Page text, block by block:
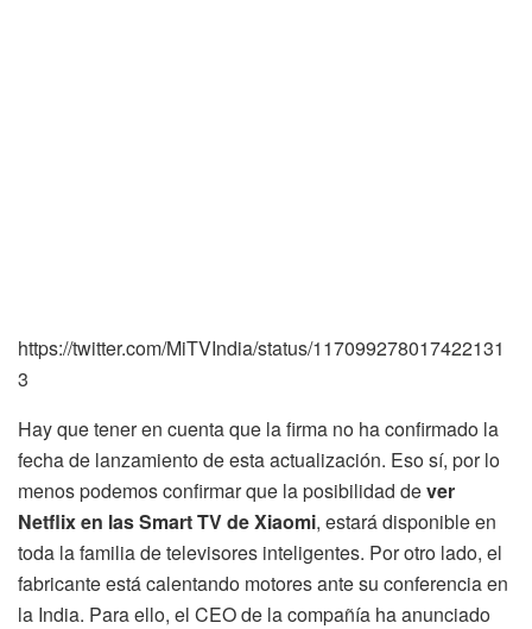
https://twitter.com/MiTVIndia/status/117099278017422131
3
Hay que tener en cuenta que la firma no ha confirmado la
fecha de lanzamiento de esta actualización. Eso sí, por lo
menos podemos confirmar que la posibilidad dever
Netflix en las Smart TV de Xiaomi, estará disponible en
toda la familia de televisores inteligentes. Por otro lado, el
fabricante está calentando motores ante su conferencia en
la India. Para ello, el CEO de la compañía ha anunciado